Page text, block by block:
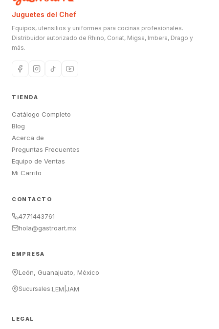
Juguetes del Chef
Equipos, utensilios y uniformes para cocinas profesionales.
Distribuidor autorizado de Rhino, Coriat, Migsa, Imbera, Drago y
más.
TIENDA
Catálogo Completo
Blog
Acerca de
Preguntas Frecuentes
Equipo de Ventas
Mi Carrito
CONTACTO
4771443761
hola@gastroart.mx
EMPRESA
León, Guanajuato, México
Sucursales:LEM JAM
LEGAL